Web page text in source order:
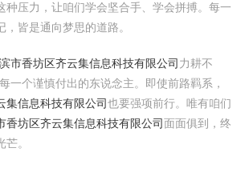
种压力，让咱们学会坚合手、学会拼搏。每一
皆是通向梦思的道路。
市香坊区齐云集信息科技有限公司 力耕不
一个谨慎付出的东说念主。即使前路羁系，
集信息科技有限公司也要强项前行。唯有咱们
香坊区齐云集信息科技有限公司面面俱到，终
。